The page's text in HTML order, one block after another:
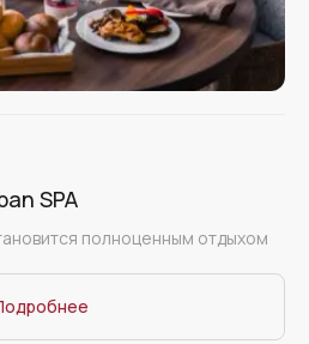
SPA
полноценным отдыхом